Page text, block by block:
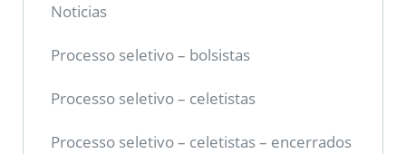
Noticias
Processo seletivo – bolsistas
Processo seletivo – celetistas
Processo seletivo – celetistas – encerrados